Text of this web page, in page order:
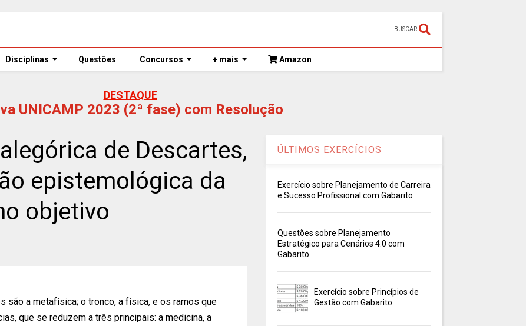
BUSCAR
Disciplinas Questões Concursos + mais Amazon
DESTAQUE
UNICAMP 2023 (2ª fase) com Resolução
de Descartes,
epistemológica da
objetivo
são a metafísica; o tronco, a física, e os ramos que
que se reduzem a três principais: a medicina, a
ÚLTIMOS EXERCÍCIOS
Exercício sobre Planejamento de Carreira
e Sucesso Profissional com Gabarito
Questões sobre Planejamento
Estratégico para Cenários 4.0 com
Gabarito
Exercício sobre Princípios de
Gestão com Gabarito